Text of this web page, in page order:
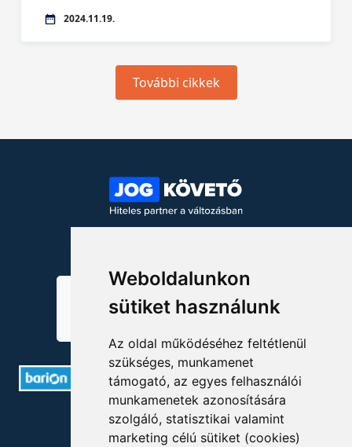
Weboldalunkon
sütiket használunk
Az oldal működéséhez feltétlenül
szükséges, munkamenet
támogató, az egyes felhasználói
munkamenetek azonosítására
szolgáló, statisztikai valamint
marketing célú sütiket (cookies)
2024.11.19.
További cikkek
ELÉRHETŐSÉGEK